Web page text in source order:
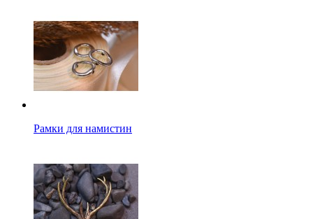
Рамки для намистин